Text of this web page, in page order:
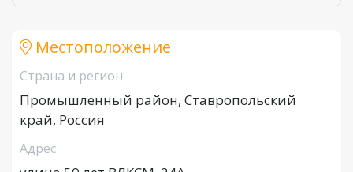
Местоположение
Страна и регион
Промышленный район, Ставропольский
край, Россия
Адрес